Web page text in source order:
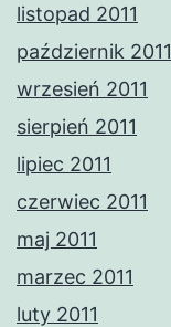
listopad 2011
październik 2011
wrzesień 2011
sierpień 2011
lipiec 2011
czerwiec 2011
maj 2011
marzec 2011
luty 2011